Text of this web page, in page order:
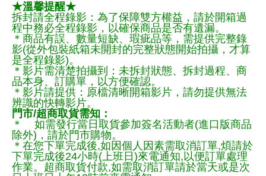
★溫馨提醒★
拆封請全程錄影：為了保障雙方權益，請於開箱過
程中務必全程錄影，以確保商品是否有遺漏。
＊商品有誤、數量短缺、瑕疵品等，需提供完整錄
影(從外包裝紙箱未開封的完整狀態開始拍攝，才算
是全程錄影)。
＊影片需清楚拍攝到：未拆封狀態、拆封過程、商
品本身、訂購單，以方便確認。
＊影片請提供：原檔清晰開箱影片，請勿提供無法
辨識的快轉影片。
門市/超商取貨需知：
＊ 如需發行當日取貨參加簽名活動者(進口版商品
除外)，請於門市購物。
＊在您下單完成後,如因個人因素需取消訂單,煩請於
下單完成後24小時(上班日)來電通知,以便訂單處理
作業。超商取貨付款,如需取消訂單請於當天或是次